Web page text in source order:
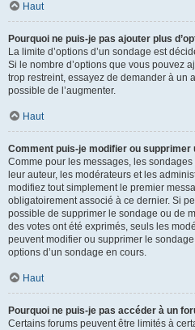
Haut
Pourquoi ne puis-je pas ajouter plus
La limite d’options d’un sondage est
Si le nombre d’options que vous pouvez
trop restreint, essayez de demander à un
possible de l’augmenter.
Haut
Comment puis-je modifier ou supprimer
Comme pour les messages, les
leur auteur, les modérateurs et les
modifiez tout simplement le premier
obligatoirement associé à ce dernier. Si
possible de supprimer le sondage ou de
des votes ont été exprimés, seuls les
peuvent modifier ou supprimer le
options d’un sondage en cours.
Haut
Pourquoi ne puis-je pas accéder à un
Certains forums peuvent être limités à